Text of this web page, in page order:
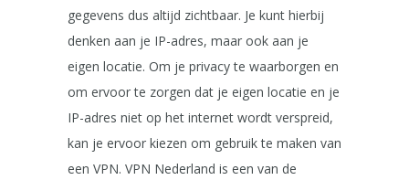
gegevens dus altijd zichtbaar. Je kunt hierbij
denken aan je IP-adres, maar ook aan je
eigen locatie. Om je privacy te waarborgen en
om ervoor te zorgen dat je eigen locatie en je
IP-adres niet op het internet wordt verspreid,
kan je ervoor kiezen om gebruik te maken van
een VPN. VPN Nederland is een van de